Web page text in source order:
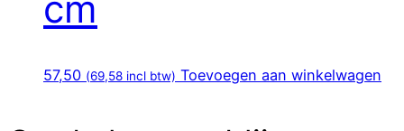
57,50 (69,58 incl btw) Toevoegen aan winkelwagen